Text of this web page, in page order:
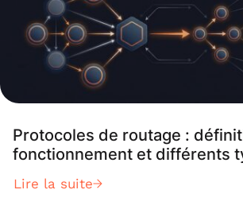
separados dentro […]
Protocoles de routage :
fonctionnement et différents
Lire la suite